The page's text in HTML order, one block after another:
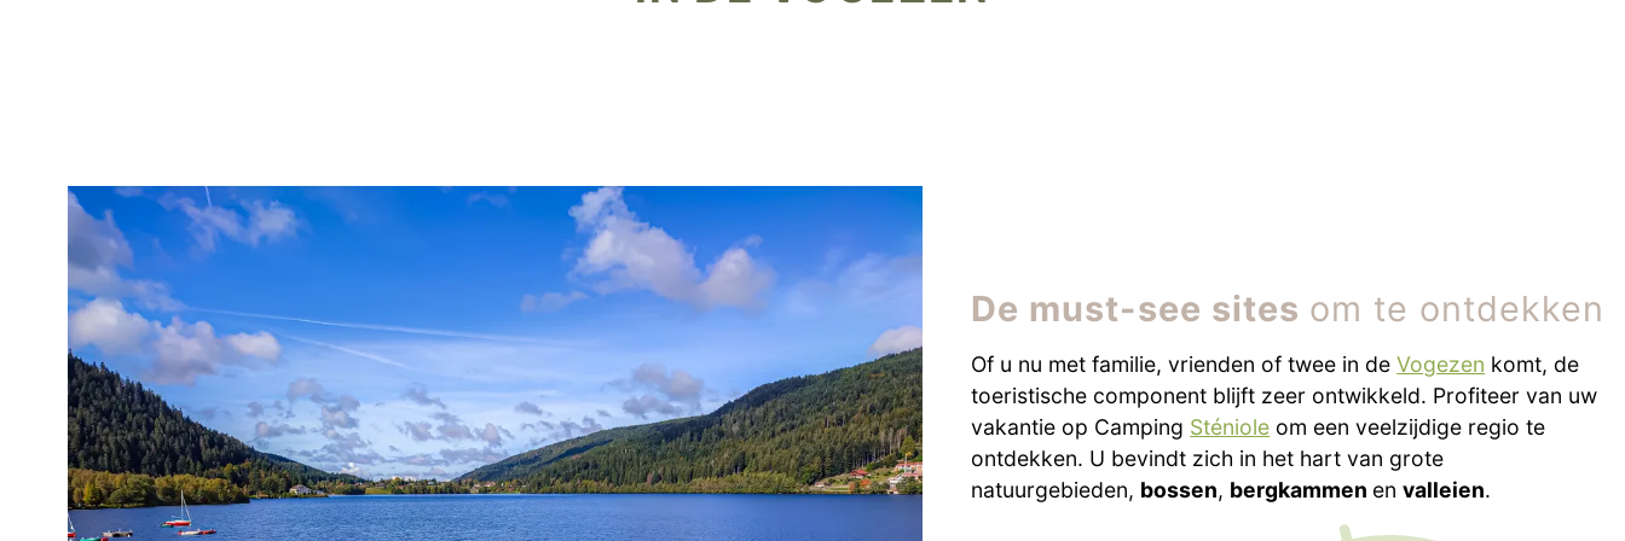
De must-see sites om te ontdekken
Of u nu met familie, vrienden of twee in deVogezen komt, de
toeristische component blijft zeer ontwikkeld. Profiteer van uw
vakantie op Camping Sténiole om een veelzijdige regio te
ontdekken. U bevindt zich in het hart van grote
natuurgebieden, bossen, bergkammen envalleien.